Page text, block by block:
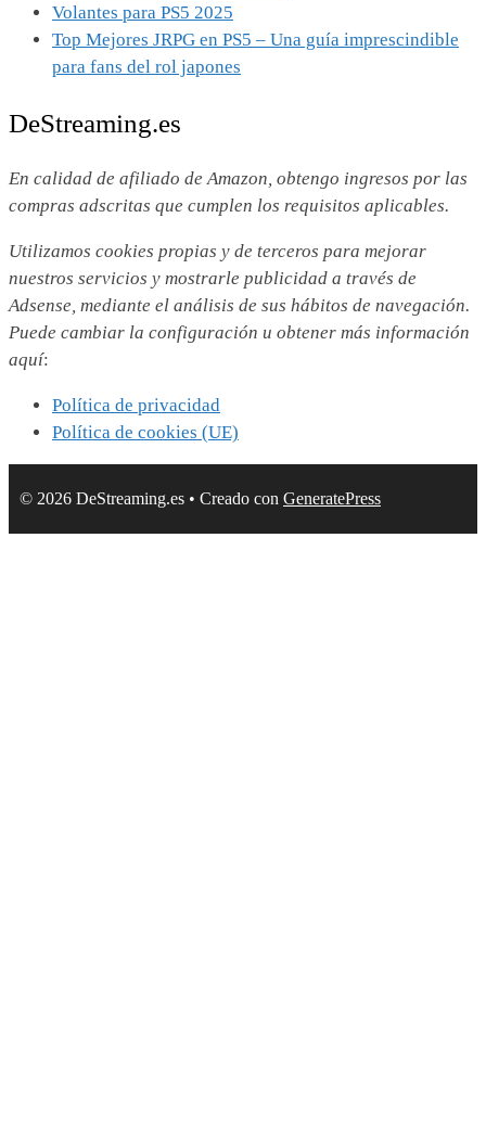
Volantes para PS5 2025
Top Mejores JRPG en PS5 – Una guía imprescindible
para fans del rol japones
DeStreaming.es
En calidad de afiliado de Amazon, obtengo ingresos por las
compras adscritas que cumplen los requisitos aplicables.
Utilizamos cookies propias y de terceros para mejorar
nuestros servicios y mostrarle publicidad a través de
Adsense, mediante el análisis de sus hábitos de navegación.
Puede cambiar la configuración u obtener más información
aquí:
Política de privacidad
Política de cookies (UE)
© 2026 DeStreaming.es • Creado con GeneratePress